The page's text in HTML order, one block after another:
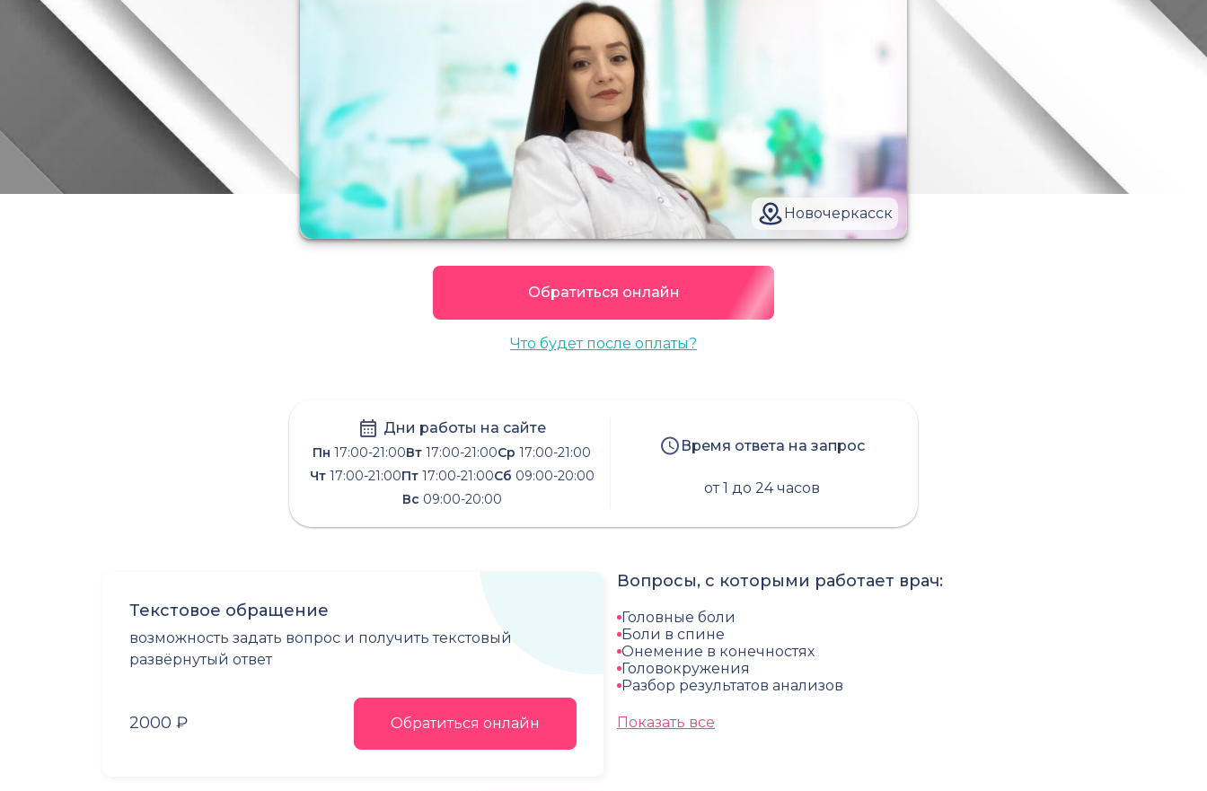
Новочеркасск
Обратиться онлайн
Что будет после оплаты?
Дни работы на сайте
Пн 17:00-21:00Вт 17:00-21:00Ср 17:00-21:00
Чт17:00-21:00Пт17:00-21:00Сб 09:00-20:00
Вс 09:00-20:00
Время ответа на запрос
от 1 до 24 часов
Текстовое обращение
возможность задать вопрос и получить текстовый
развёрнутый ответ
2000 ₽ Обратиться онлайн
Вопросы, с которыми работает врач:
Головные боли
Боли в спине
Онемение в конечностях
Головокружения
Разбор результатов анализов
Показать все